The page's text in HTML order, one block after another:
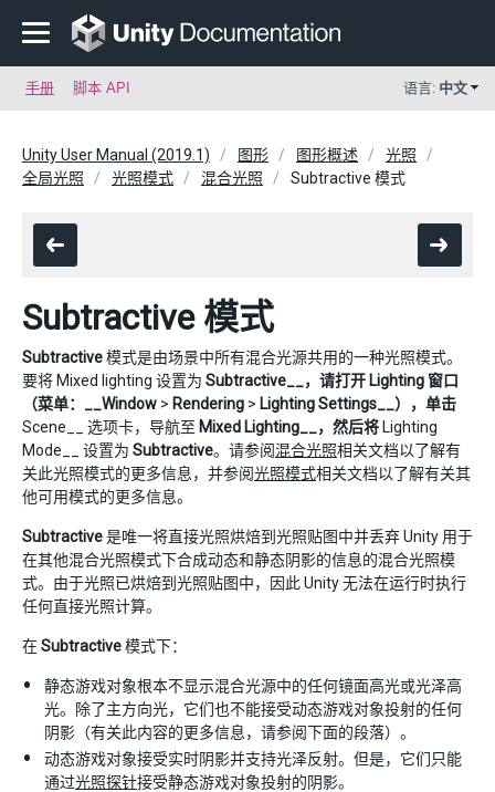
手册 脚本 API 语言: 中文
Unity User Manual (2019.1) 图形 图形概述
光照
全局光照
光照模式 混合光照 Subtractive 模式
Subtractive 模式
Subtractive模式是由场景中所有混合光源共用的一种光照模式。
要将 Mixed lighting 设置为 Subtractive__，请打开 Lighting 窗口
（菜单：__Window > Rendering > Lighting Settings__），单击
Scene__ 选项卡，导航至 Mixed Lighting__，然后将 Lighting
Mode__ 设置为 Subtractive。请参阅混合光照相关文档以了解有
关此光照模式的更多信息，并参阅光照模式相关文档以了解有关其
他可用模式的更多信息。
Subtractive是唯一将直接光照烘焙到光照贴图中并丢弃 Unity 用于
在其他混合光照模式下合成动态和静态阴影的信息的混合光照模
式。由于光照已烘焙到光照贴图中，因此 Unity 无法在运行时执行
任何直接光照计算。
在Subtractive模式下：
静态游戏对象根本不显示混合光源中的任何镜面高光或光泽高
光。除了主方向光，它们也不能接受动态游戏对象投射的任何
阴影（有关此内容的更多信息，请参阅下面的段落）。
动态游戏对象接受实时阴影并支持光泽反射。但是，它们只能
通过光照探针接受静态游戏对象投射的阴影。